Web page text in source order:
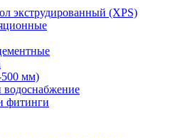
экструдированный (XPS)
мм)
водоснабжение
фитинги